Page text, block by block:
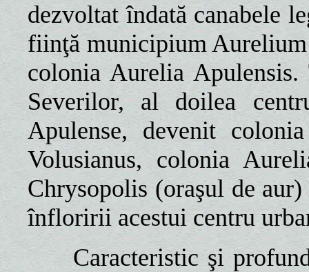
dezvoltat îndată canabele
fiinţă municipium
colonia Aurelia
Severilor, al doilea
Apulense, devenit
Volusianus, colonia
Chrysopolis (oraşul de
înfloririi acestui centru
Caracteristic şi profund